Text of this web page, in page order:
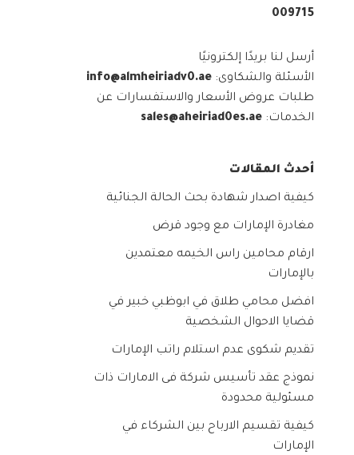
009715⁩
أرسل لنا بريدًا إلكترونيًا
الأسئلة والشكاوى: info@almheiriadv0.ae
طلبات عروض الأسعار والاستفسارات عن
الخدمات: sales@aheiriad0es.ae
أحدث المقالات
كيفية اصدار شهادة بحث الحالة الجنائية
مغادرة الإمارات مع وجود قرض
ارقام محامين راس الخيمه معتمدين
بالإمارات
افضل محامي طلاق في ابوظبي خبير في
قضايا الاحوال الشخصية
تقديم شكوى عدم استلام راتب الإمارات
نموذج عقد تأسيس شركة فى الامارات ذات
مسئولية محدودة
كيفية تقسيم الارباح بين الشركاء في
الإمارات